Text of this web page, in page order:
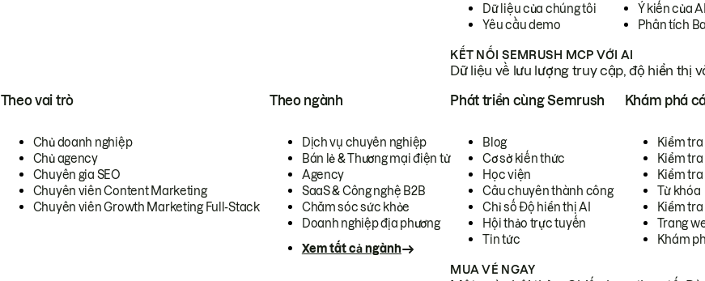
Dữ liệu của chúng tôi
Yêu cầu demo
Ý kiến của
Phân tích
KẾT NỐI SEMRUSH MCP VỚI AI
Dữ liệu về lưu lượng truy cập, độ hiển thị
Theo vai trò
Chủ doanh nghiệp
Chủ agency
Chuyên gia SEO
Chuyên viên Content Marketing
Chuyên viên Growth Marketing Full-Stack
Theo ngành
Dịch vụ chuyên nghiệp
Bán lẻ & Thương mại điện tử
Agency
SaaS & Công nghệ B2B
Chăm sóc sức khỏe
Doanh nghiệp địa phương
Xem tất cả ngành
Phát triển cùng Semrush
Blog
Cơ sở kiến thức
Học viện
Câu chuyên thành công
Chỉ số Độ hiển thị AI
Hội thảo trực tuyến
Tin tức
Khám phá
Kiểm
Kiểm tra
Kiểm
Từ khóa
Kiểm
Trang
Khám
MUA VÉ NGAY